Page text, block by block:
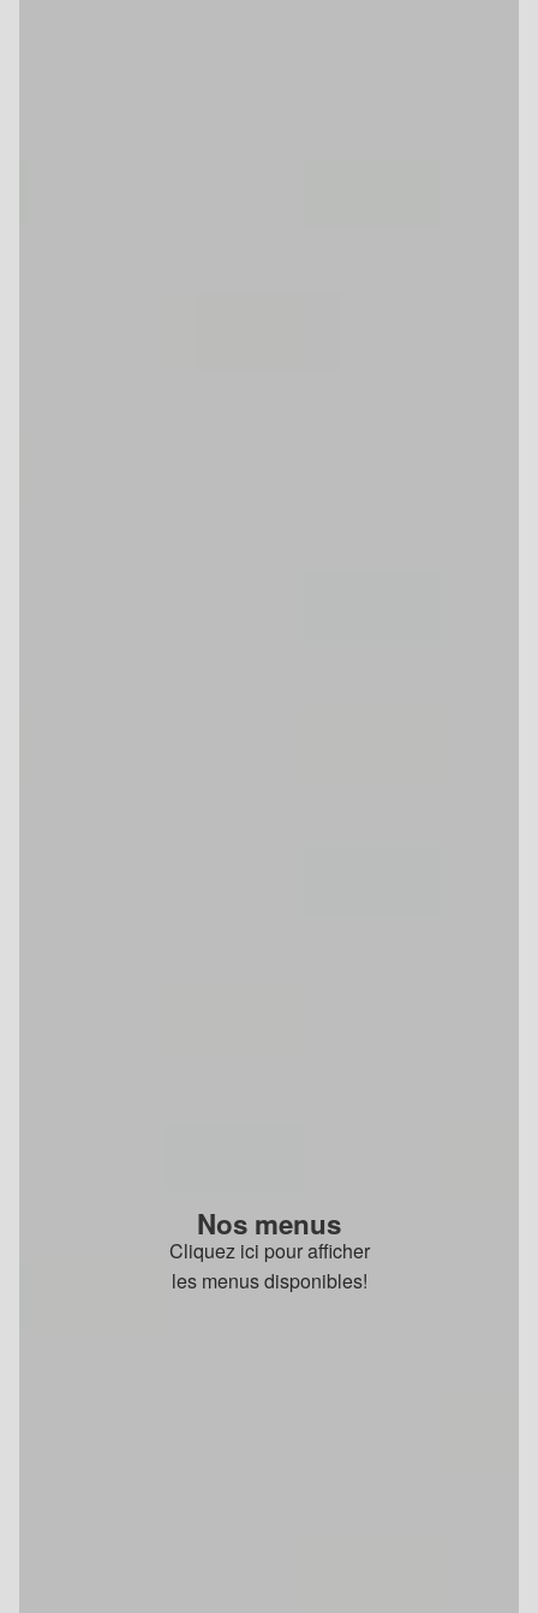
Nos menus
Cliquez ici pour afficher
les menus disponibles!